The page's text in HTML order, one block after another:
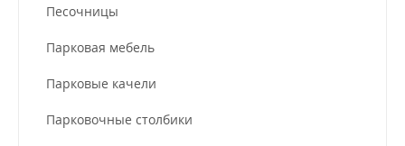
Песочницы
Парковая мебель
Парковые качели
Парковочные столбики